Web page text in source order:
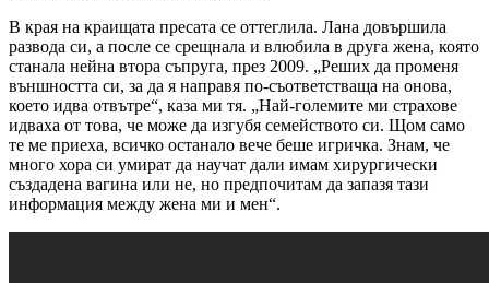
В края на краищата пресата се оттеглила. Лана довършила
развода си, а после се срещнала и влюбила в друга жена, която
станала нейна втора съпруга, през 2009. „Реших да променя
външността си, за да я направя по-съответстваща на онова,
което идва отвътре“, каза ми тя. „Най-големите ми страхове
идваха от това, че може да изгубя семейството си. Щом само
те ме приеха, всичко останало вече беше игричка. Знам, че
много хора си умират да научат дали имам хирургически
създадена вагина или не, но предпочитам да запазя тази
информация между жена ми и мен“.